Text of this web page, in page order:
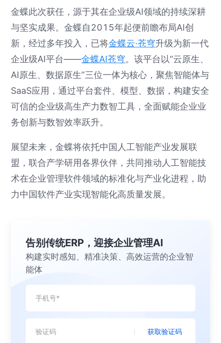
金蝶此次获任，源于其在企业级AI领域的持续深耕
与坚实成果。金蝶自2015年起便前瞻布局AI创
新，经过多年投入，已将金蝶云·苍穹升级为新一代
企业级AI平台——金蝶AI苍穹。该平台以“云原生、
AI原生、数据原生”三位一体为核心，聚焦智能体与
SaaS应用，通过平台套件、模型、数据，构建安全
可信的企业级高生产力数智工具，全面赋能企业业
务创新与数智效率跃升。
展望未来，金蝶将依托中国人工智能产业发展联
盟，联合产学研用各界伙伴，共同推动人工智能技
术在企业管理软件领域的标准化与产业化进程，助
力中国软件产业实现智能化高质量发展。
告别传统ERP，迎接企业管理AI
构建实时感知、精准决策、高效运营的企业智
能体
获取验证码